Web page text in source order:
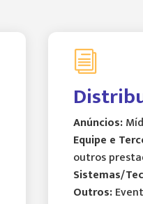
i
Anúncios:
Equipe e
outros
Sistemas/
Outros: